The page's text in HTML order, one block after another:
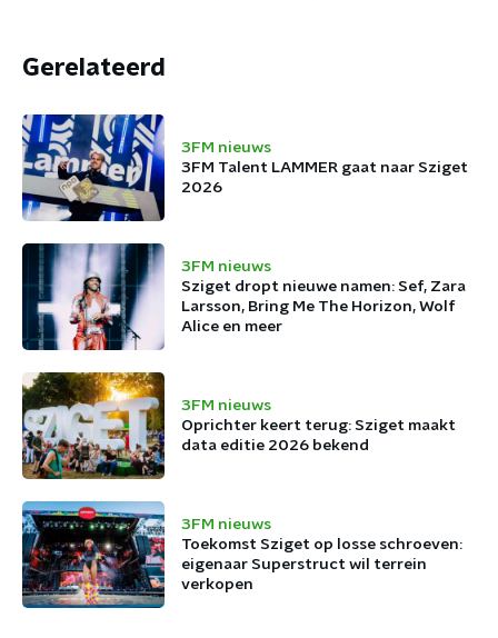
Gerelateerd
3FM nieuws
3FM Talent LAMMER gaat naar Sziget
2026
3FM nieuws
Sziget dropt nieuwe namen: Sef, Zara
Larsson, Bring Me The Horizon, Wolf
Alice en meer
3FM nieuws
Oprichter keert terug: Sziget maakt
data editie 2026 bekend
3FM nieuws
Toekomst Sziget op losse schroeven:
eigenaar Superstruct wil terrein
verkopen